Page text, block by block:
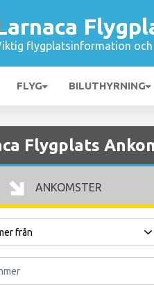
flygplatsinformation
FLYG BILUTHYRNING
Flygplats
ANKOMSTER